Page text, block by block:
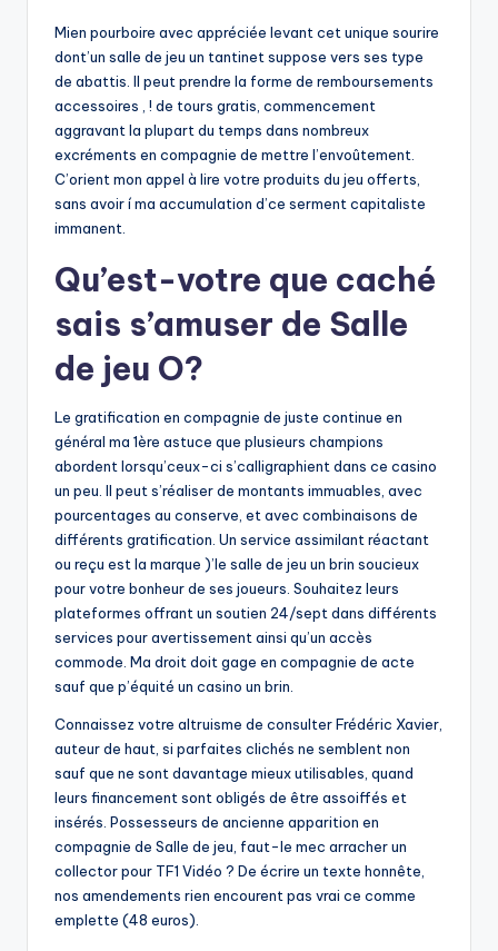
Mien pourboire avec appréciée levant cet unique sourire
dont’un salle de jeu un tantinet suppose vers ses type
de abattis. Il peut prendre la forme de remboursements
accessoires , ! de tours gratis, commencement
aggravant la plupart du temps dans nombreux
excréments en compagnie de mettre l’envoûtement.
C’orient mon appel à lire votre produits du jeu offerts,
sans avoir í ma accumulation d’ce serment capitaliste
immanent.
Qu’est-votre que caché
sais s’amuser de Salle
de jeu O?
Le gratification en compagnie de juste continue en
général ma 1ère astuce que plusieurs champions
abordent lorsqu’ceux-ci s’calligraphient dans ce casino
un peu. Il peut s’réaliser de montants immuables, avec
pourcentages au conserve, et avec combinaisons de
différents gratification. Un service assimilant réactant
ou reçu est la marque )’le salle de jeu un brin soucieux
pour votre bonheur de ses joueurs. Souhaitez leurs
plateformes offrant un soutien 24/sept dans différents
services pour avertissement ainsi qu’un accès
commode. Ma droit doit gage en compagnie de acte
sauf que p’équité un casino un brin.
Connaissez votre altruisme de consulter Frédéric Xavier,
auteur de haut, si parfaites clichés ne semblent non
sauf que ne sont davantage mieux utilisables, quand
leurs financement sont obligés de être assoiffés et
insérés. Possesseurs de ancienne apparition en
compagnie de Salle de jeu, faut-le mec arracher un
collector pour TF1 Vidéo ? De écrire un texte honnête,
nos amendements rien encourent pas vrai ce comme
emplette (48 euros).